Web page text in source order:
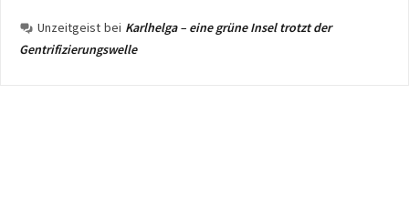
Unzeitgeist bei Karlhelga – eine grüne Insel trotzt der
Gentrifizierungswelle